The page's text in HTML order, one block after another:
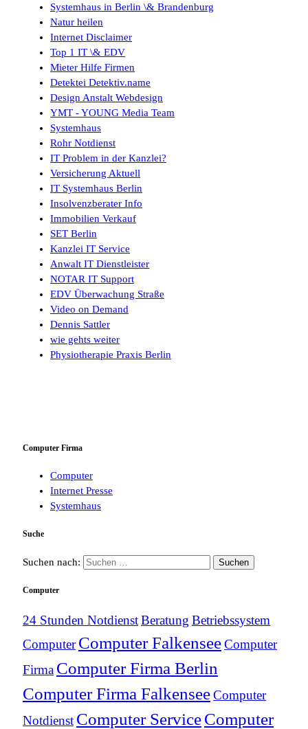
Systemhaus in Berlin \& Brandenburg
Natur heilen
Internet Disclaimer
Top 1 IT \& EDV
Mieter Hilfe Firmen
Detektei Detektiv.name
Design Anstalt Webdesign
YMT - YOUNG Media Team
Systemhaus
Rohr Notdienst
IT Problem in der Kanzlei?
Versicherung Aktuell
IT Systemhaus Berlin
Insolvenzberater Info
Immobilien Verkauf
SET Berlin
Kanzlei IT Service
Anwalt IT Dienstleister
NOTAR IT Support
EDV Überwachung Straße
Video on Demand
Dennis Sattler
wie gehts weiter
Physiotherapie Praxis Berlin
Computer Firma
Computer
Internet Presse
Systemhaus
Suche
Suchen nach:
Computer
24 Stunden NotdienstBeratung Betriebssystem
Computer Computer FalkenseeComputer
Firma Computer Firma Berlin
Computer Firma FalkenseeComputer
Notdienst Computer ServiceComputer